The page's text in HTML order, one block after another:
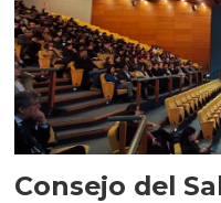
Consejo del